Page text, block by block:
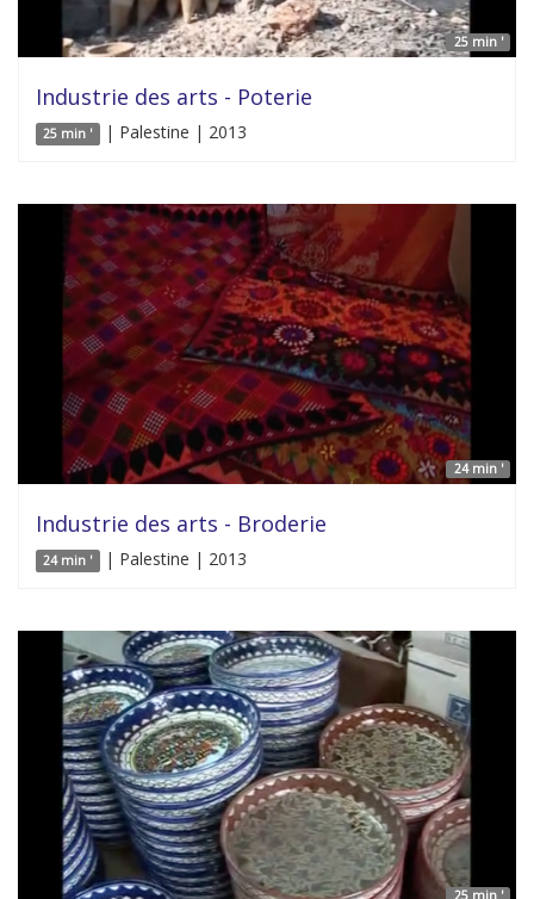
25 min '
Industrie des arts - Poterie
25 min ' | Palestine | 2013
24 min '
Industrie des arts - Broderie
24 min ' | Palestine | 2013
25 min '